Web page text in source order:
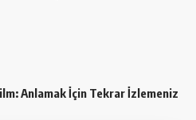
Anlamak İçin Tekrar İzlemeniz